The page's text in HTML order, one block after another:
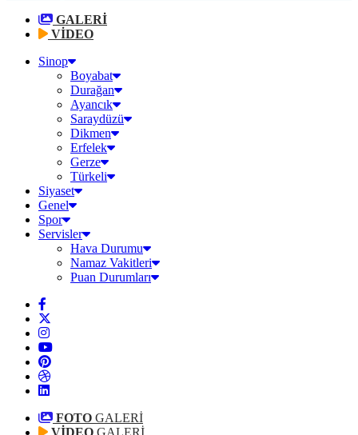
GALERİ
VİDEO
Sinop
Boyabat
Durağan
Ayancık
Saraydüzü
Dikmen
Erfelek
Gerze
Türkeli
Siyaset
Genel
Spor
Servisler
Hava Durumu
Namaz Vakitleri
Puan Durumları
FOTO GALERİ
VİDEO GALERİ